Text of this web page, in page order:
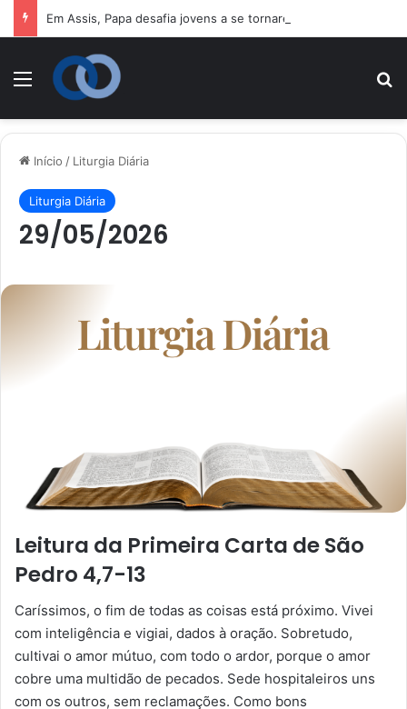
Em Assis, Papa desafia jovens a se tornarem “novos santos”
Menu
Início / Liturgia Diária
Liturgia Diária
29/05/2026
Leitura da Primeira Carta de São
Pedro 4,7-13
Caríssimos, o fim de todas as coisas está próximo. Vivei
com inteligência e vigiai, dados à oração. Sobretudo,
cultivai o amor mútuo, com todo o ardor, porque o amor
cobre uma multidão de pecados. Sede hospitaleiros uns
com os outros, sem reclamações. Como bons